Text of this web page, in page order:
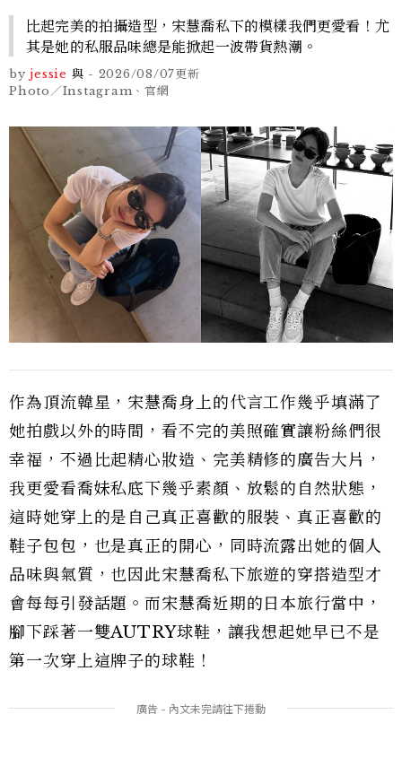
比起完美的拍攝造型，宋慧喬私下的模樣我們更愛看！尤
其是她的私服品味總是能掀起一波帶貨熱潮。
by jessie 與 - 2026/08/07更新
Photo／Instagram、官網
作為頂流韓星，宋慧喬身上的代言工作幾乎填滿了
她拍戲以外的時間，看不完的美照確實讓粉絲們很
幸福，不過比起精心妝造、完美精修的廣告大片，
我更愛看喬妹私底下幾乎素顏、放鬆的自然狀態，
這時她穿上的是自己真正喜歡的服裝、真正喜歡的
鞋子包包，也是真正的開心，同時流露出她的個人
品味與氣質，也因此宋慧喬私下旅遊的穿搭造型才
會每每引發話題。而宋慧喬近期的日本旅行當中，
腳下踩著一雙AUTRY球鞋，讓我想起她早已不是
第一次穿上這牌子的球鞋！